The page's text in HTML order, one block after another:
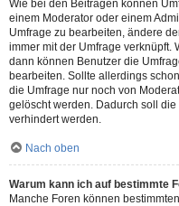
Wie bei den Beiträgen können
einem Moderator oder einem
Umfrage zu bearbeiten, ändere
immer mit der Umfrage verknüpft.
dann können Benutzer die
bearbeiten. Sollte allerdings
die Umfrage nur noch von
gelöscht werden. Dadurch soll
verhindert werden.
Nach oben
Warum kann ich auf bestimmte
Manche Foren können